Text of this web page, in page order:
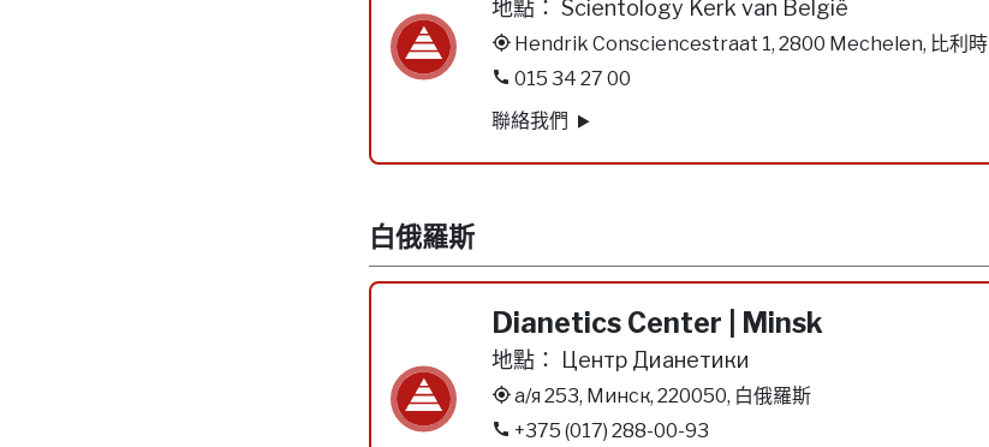
地點： Scientology Kerk van België
Hendrik Consciencestraat 1, 2800 Mechelen, 比利時
015 34 27 00
聯絡我們
白俄羅斯
Dianetics Center | Minsk
地點： Центр Дианетики
а/я 253, Минск, 220050, 白俄羅斯
+375 (017) 288-00-93